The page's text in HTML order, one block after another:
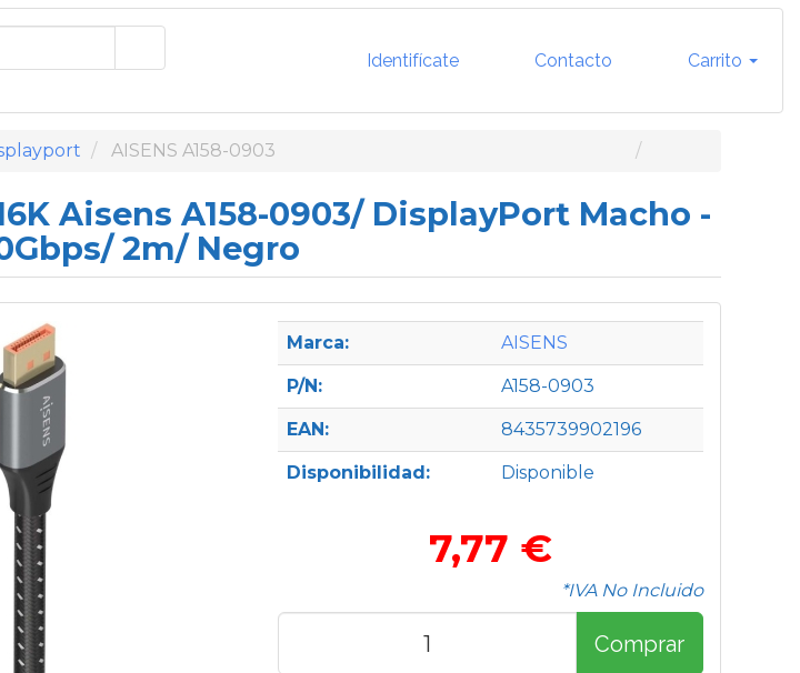
Identifícate Contacto Carrito
AISENS A158-0903
Aisens A158-0903/ DisplayPort Macho -
2m/ Negro
Marca: AISENS
P/N: A158-0903
EAN: 8435739902196
Disponibilidad: Disponible
7,77 €
*IVA No Incluido
Comprar